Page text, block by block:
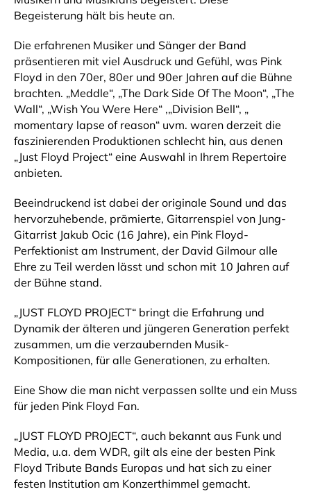
Begeisterung hält bis heute an.
Die erfahrenen Musiker und Sänger der Band
präsentieren mit viel Ausdruck und Gefühl, was Pink
Floyd in den 70er, 80er und 90er Jahren auf die Bühne
brachten. „Meddle“, „The Dark Side Of The Moon“, „The
Wall“, „Wish You Were Here“ ,„Division Bell“, „
momentary lapse of reason“ uvm. waren derzeit die
faszinierenden Produktionen schlecht hin, aus denen
„Just Floyd Project“ eine Auswahl in Ihrem Repertoire
anbieten.
Beeindruckend ist dabei der originale Sound und das
hervorzuhebende, prämierte, Gitarrenspiel von Jung-
Gitarrist Jakub Ocic (16 Jahre), ein Pink Floyd-
Perfektionist am Instrument, der David Gilmour alle
Ehre zu Teil werden lässt und schon mit 10 Jahren auf
der Bühne stand.
„JUST FLOYD PROJECT“ bringt die Erfahrung und
Dynamik der älteren und jüngeren Generation perfekt
zusammen, um die verzaubernden Musik-
Kompositionen, für alle Generationen, zu erhalten.
Eine Show die man nicht verpassen sollte und ein Muss
für jeden Pink Floyd Fan.
„JUST FLOYD PROJECT“, auch bekannt aus Funk und
Media, u.a. dem WDR, gilt als eine der besten Pink
Floyd Tribute Bands Europas und hat sich zu einer
festen Institution am Konzerthimmel gemacht.